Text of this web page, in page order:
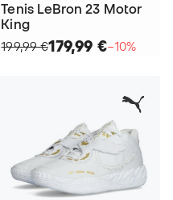
Tenis LeBron 23 Motor
King
199,99 €179,99 €−10%